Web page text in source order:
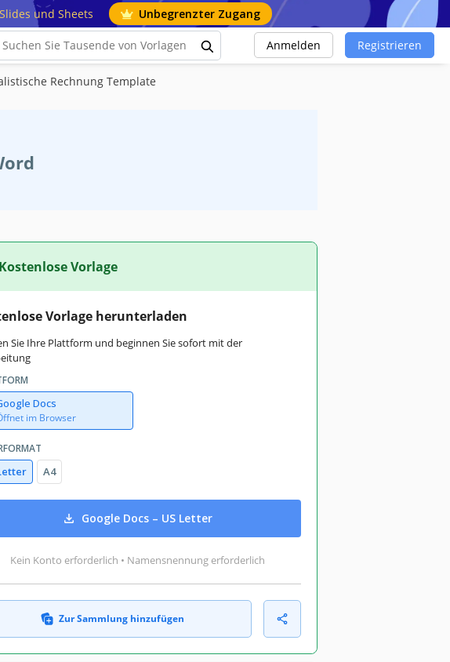
und Sheets Unbegrenzter Zugang
Anmelden Registrieren
Rechnung Template
Kostenlose Vorlage
Vorlage herunterladen
Sie Ihre Plattform und beginnen Sie sofort mit der
Docs
im Browser
A4
Google Docs – US Letter
Kein Konto erforderlich • Namensnennung erforderlich
Zur Sammlung hinzufügen